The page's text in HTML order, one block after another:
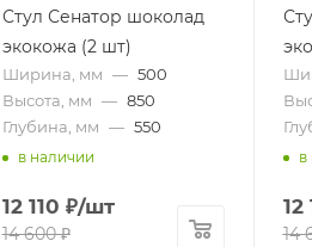
Стул Сенатор шоколад
экокожа (2 шт)
Ширина, мм — 500
Высота, мм — 850
Глубина, мм — 550
в наличии
12 110 ₽/шт
14 600₽
в
12
14